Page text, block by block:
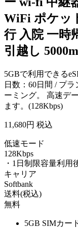
WiFi ポケッ
行 入院 一時
引越し
5GBで利用できる
日数：60日間 / プ
ーミング。 高速デ
ます。(128Kbps)
11,680円 税込
低速モード
128Kbps
・1日制限容量利用
キャリア
Softbank
送料(税込)
無料
5GB SIMカー